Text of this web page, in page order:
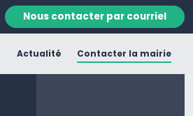
Nous contacter par courriel
Actualité Contacter la mairie